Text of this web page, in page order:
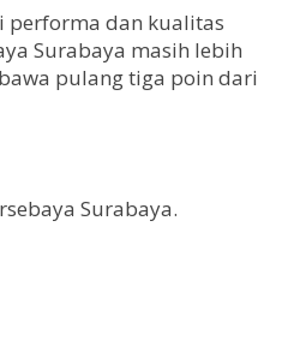
performa dan kualitas
Surabaya masih lebih
pulang tiga poin dari
Surabaya.